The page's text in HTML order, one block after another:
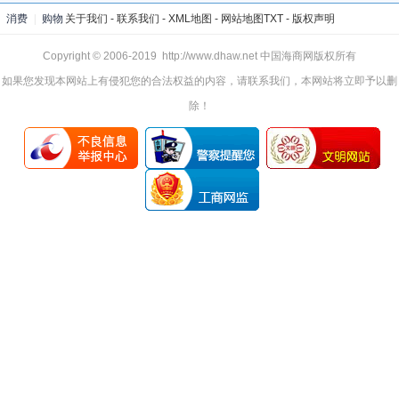
消费 购物 关于我们 - 联系我们 - XML地图 - 网站地图TXT- 版权声明
Copyright © 2006-2019 http://www.dhaw.net 中国海商网版权所有
如果您发现本网站上有侵犯您的合法权益的内容，请联系我们，本网站将立即予以删
除！